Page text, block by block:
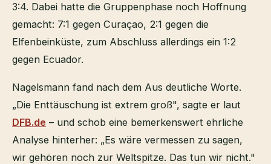
3:4. Dabei hatte die Gruppenphase noch Hoffnung
gemacht: 7:1 gegen Curaçao, 2:1 gegen die
Elfenbeinküste, zum Abschluss allerdings ein 1:2
gegen Ecuador.
Nagelsmann fand nach dem Aus deutliche Worte.
„Die Enttäuschung ist extrem groß", sagte er laut
DFB.de – und schob eine bemerkenswert ehrliche
Analyse hinterher: „Es wäre vermessen zu sagen,
wir gehören noch zur Weltspitze. Das tun wir nicht."